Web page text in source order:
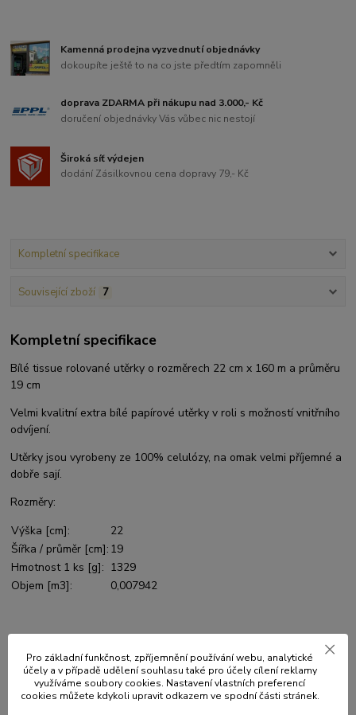
Kamenná prodejna vyzvednutí objednávky
dokoupíte ještě to na co jste předtím zapomněli
doprava ZDARMA při nákupu nad 3.000,- Kč
doručení objednávky Vás vůbec nic nestojí
Široká síť výdejen
dodání Zásilkovnou cena dopravy 79,- Kč
Kompletní specifikace
Související zboží 7
Kompletní specifikace
Bílé tissue rolované utěrky o rozměrech 22 cm x 160 m a průměru
19 cm
Velmi kvalitní extra bílé papírové utěrky v roli s možností vnitřního
odvíjení.
Utěrky jsou vyrobeny ze 100% celulózy, na omak velmi příjemné a
dobře sají.
Rozměry:
Výška [cm]:
22
Šířka / průměr [cm]: 19
Hmotnost 1 ks [g]: 1329
Objem [m3]:
0,007942
Původ zboží
Související zboží 7
Pro základní funkčnost, zpříjemnění používání webu, analytické
účely a v případě udělení souhlasu také pro účely cílení reklamy
využíváme soubory cookies. Nastavení vlastních preferencí
cookies můžete kdykoli upravit odkazem ve spodní části stránek.